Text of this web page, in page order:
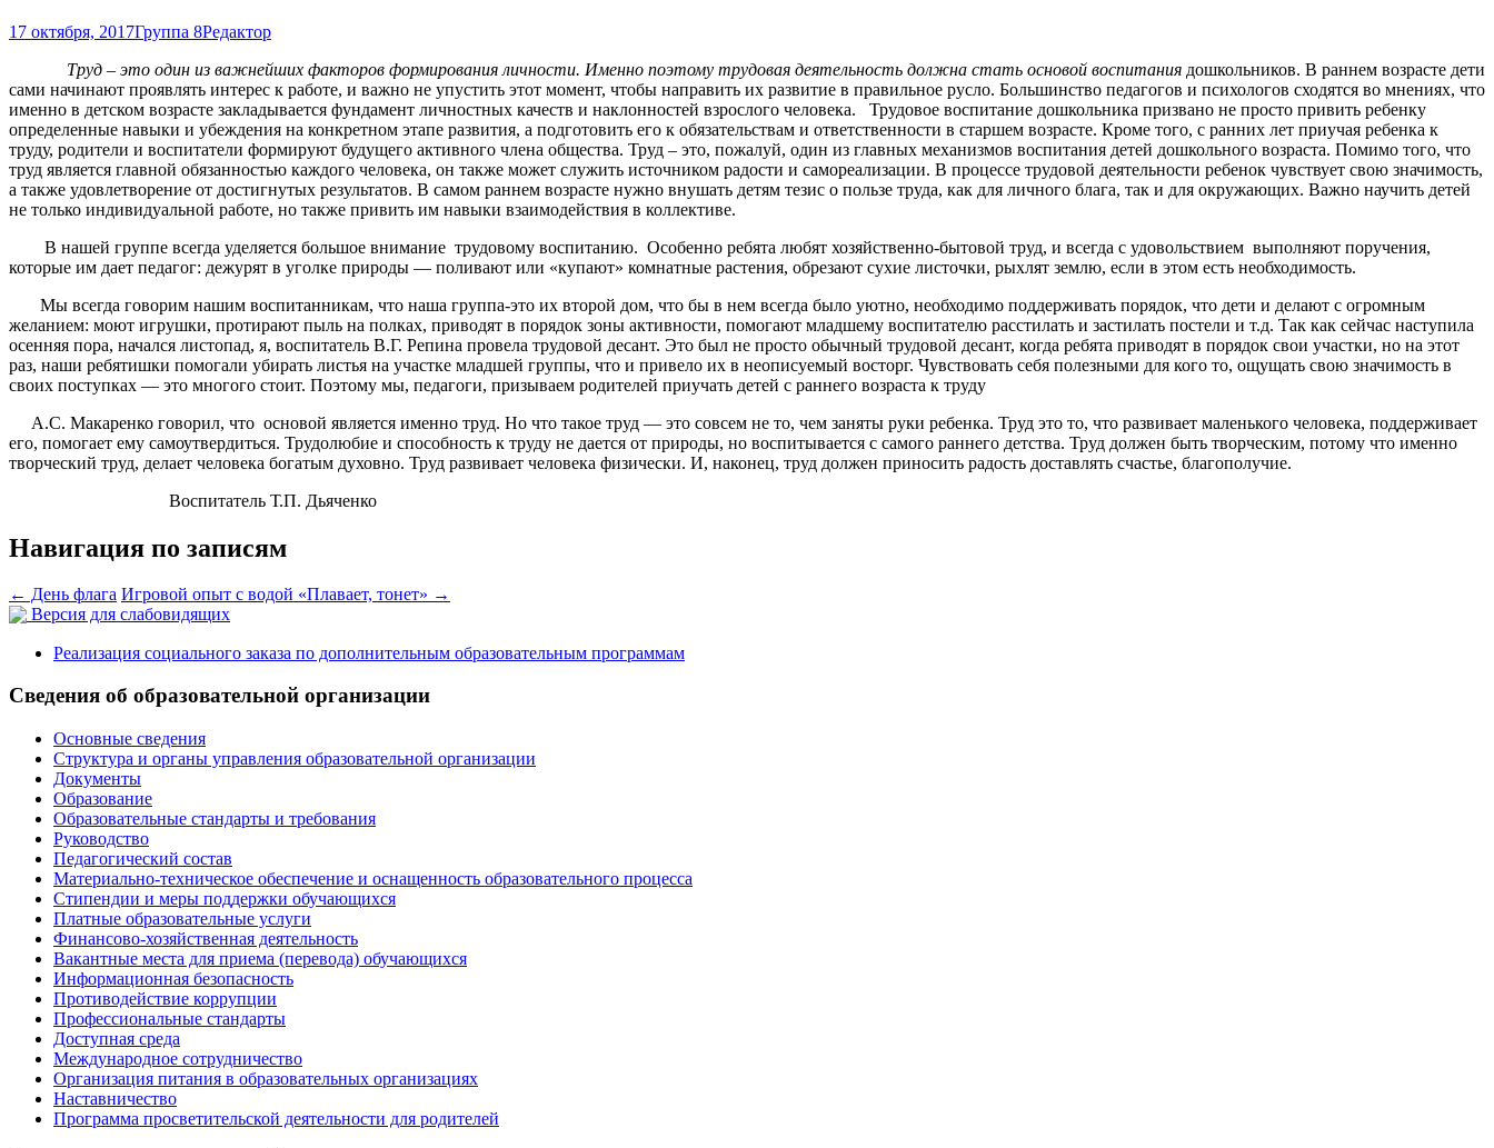
17 октября, 2017Группа 8Редактор
Труд – это один из важнейших факторов формирования личности. Именно поэтому трудовая деятельность должна стать основой воспитания дошкольников. В раннем возрасте дети
сами начинают проявлять интерес к работе, и важно не упустить этот момент, чтобы направить их развитие в правильное русло. Большинство педагогов и психологов сходятся во мнениях, что
именно в детском возрасте закладывается фундамент личностных качеств и наклонностей взрослого человека. Трудовое воспитание дошкольника призвано не просто привить ребенку
определенные навыки и убеждения на конкретном этапе развития, а подготовить его к обязательствам и ответственности в старшем возрасте. Кроме того, с ранних лет приучая ребенка к
труду, родители и воспитатели формируют будущего активного члена общества. Труд – это, пожалуй, один из главных механизмов воспитания детей дошкольного возраста. Помимо того, что
труд является главной обязанностью каждого человека, он также может служить источником радости и самореализации. В процессе трудовой деятельности ребенок чувствует свою значимость,
а также удовлетворение от достигнутых результатов. В самом раннем возрасте нужно внушать детям тезис о пользе труда, как для личного блага, так и для окружающих. Важно научить детей
не только индивидуальной работе, но также привить им навыки взаимодействия в коллективе.
В нашей группе всегда уделяется большое внимание трудовому воспитанию. Особенно ребята любят хозяйственно-бытовой труд, и всегда с удовольствием выполняют поручения,
которые им дает педагог: дежурят в уголке природы — поливают или «купают» комнатные растения, обрезают сухие листочки, рыхлят землю, если в этом есть необходимость.
Мы всегда говорим нашим воспитанникам, что наша группа-это их второй дом, что бы в нем всегда было уютно, необходимо поддерживать порядок, что дети и делают с огромным
желанием: моют игрушки, протирают пыль на полках, приводят в порядок зоны активности, помогают младшему воспитателю расстилать и застилать постели и т.д. Так как сейчас наступила
осенняя пора, начался листопад, я, воспитатель В.Г. Репина провела трудовой десант. Это был не просто обычный трудовой десант, когда ребята приводят в порядок свои участки, но на этот
раз, наши ребятишки помогали убирать листья на участке младшей группы, что и привело их в неописуемый восторг. Чувствовать себя полезными для кого то, ощущать свою значимость в
своих поступках — это многого стоит. Поэтому мы, педагоги, призываем родителей приучать детей с раннего возраста к труду
А.С. Макаренко говорил, что основой является именно труд. Но что такое труд — это совсем не то, чем заняты руки ребенка. Труд это то, что развивает маленького человека, поддерживает
его, помогает ему самоутвердиться. Трудолюбие и способность к труду не дается от природы, но воспитывается с самого раннего детства. Труд должен быть творческим, потому что именно
творческий труд, делает человека богатым духовно. Труд развивает человека физически. И, наконец, труд должен приносить радость доставлять счастье, благополучие.
Воспитатель Т.П. Дьяченко
Навигация по записям
← День флага Игровой опыт с водой «Плавает, тонет» →
Версия для слабовидящих
Реализация социального заказа по дополнительным образовательным программам
Сведения об образовательной организации
Основные сведения
Структура и органы управления образовательной организации
Документы
Образование
Образовательные стандарты и требования
Руководство
Педагогический состав
Материально-техническое обеспечение и оснащенность образовательного процесса
Стипендии и меры поддержки обучающихся
Платные образовательные услуги
Финансово-хозяйственная деятельность
Вакантные места для приема (перевода) обучающихся
Информационная безопасность
Противодействие коррупции
Профессиональные стандарты
Доступная среда
Международное сотрудничество
Организация питания в образовательных организациях
Наставничество
Программа просветительской деятельности для родителей